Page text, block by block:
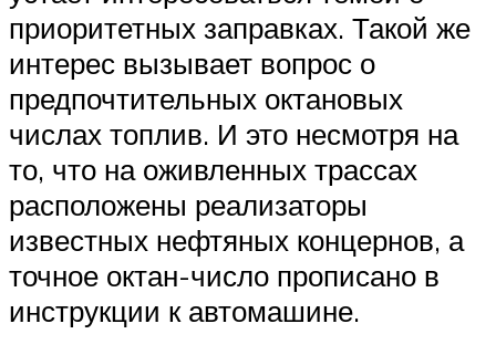
приоритетных заправках. Такой же
интерес вызывает вопрос о
предпочтительных октановых
числах топлив. И это несмотря на
то, что на оживленных трассах
расположены реализаторы
известных нефтяных концернов, а
точное октан-число прописано в
инструкции к автомашине.